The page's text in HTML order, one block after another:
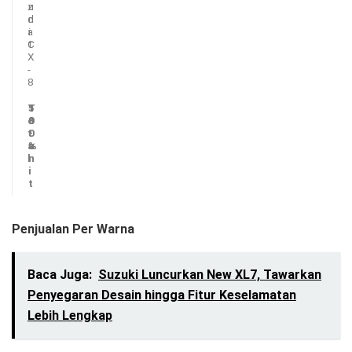
z
d
a
C
X
-
8
u
n
i
t
T
o
t
a
l
5
8
-
u
n
i
t
1
0
0
%
Penjualan Per Warna
Baca Juga: Suzuki Luncurkan New XL7, Tawarkan
Penyegaran Desain hingga Fitur Keselamatan
Lebih Lengkap